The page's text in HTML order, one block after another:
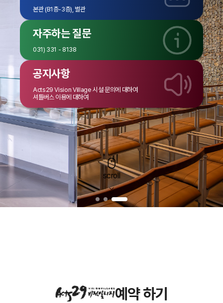
본관 (B1층-3층), 별관
자주하는 질문
031) 331 - 8138
공지사항
Acts29 Vision Village 시설 문의에 대하여
셔틀버스 이용에 대하여
scroll
예약 하기